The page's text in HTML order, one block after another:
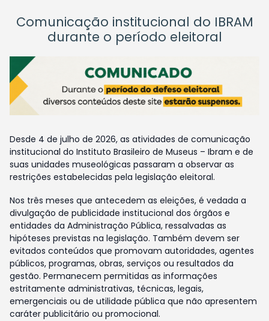
Comunicação institucional do IBRAM
durante o período eleitoral
Desde 4 de julho de 2026, as atividades de comunicação
institucional do Instituto Brasileiro de Museus – Ibram e de
suas unidades museológicas passaram a observar as
restrições estabelecidas pela legislação eleitoral.
Nos três meses que antecedem as eleições, é vedada a
divulgação de publicidade institucional dos órgãos e
entidades da Administração Pública, ressalvadas as
hipóteses previstas na legislação. Também devem ser
evitados conteúdos que promovam autoridades, agentes
públicos, programas, obras, serviços ou resultados da
gestão. Permanecem permitidas as informações
estritamente administrativas, técnicas, legais,
emergenciais ou de utilidade pública que não apresentem
caráter publicitário ou promocional.